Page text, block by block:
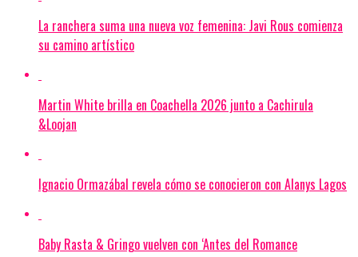
La ranchera suma una nueva voz femenina: Javi Rous comienza
su camino artístico
Martin White brilla en Coachella 2026 junto a Cachirula
&Loojan
Ignacio Ormazábal revela cómo se conocieron con Alanys Lagos
Baby Rasta & Gringo vuelven con ‘Antes del Romance